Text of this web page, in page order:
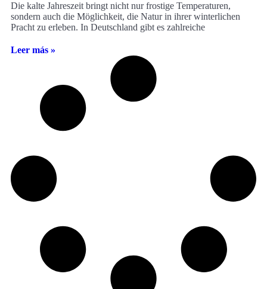
Die kalte Jahreszeit bringt nicht nur frostige Temperaturen,
sondern auch die Möglichkeit, die Natur in ihrer winterlichen
Pracht zu erleben. In Deutschland gibt es zahlreiche
Leer más »